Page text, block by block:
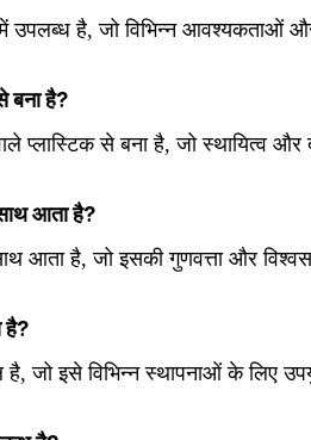
में उपलब्ध है, जो विभिन्न आवश्यकताओं
बना है?
प्लास्टिक से बना है, जो स्थायित्व और
आता है?
आता है, जो इसकी गुणवत्ता और
है?
जो इसे विभिन्न स्थापनाओं के लिए